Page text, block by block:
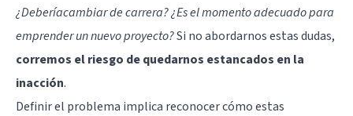
¿Deberíacambiar de carrera?¿Es el momento adecuado para
emprender un nuevo proyecto?Si no abordarnos estas dudas,
corremos el riesgo de quedarnos estancados en la
inacción.
Definir el problema implica reconocer cómo estas